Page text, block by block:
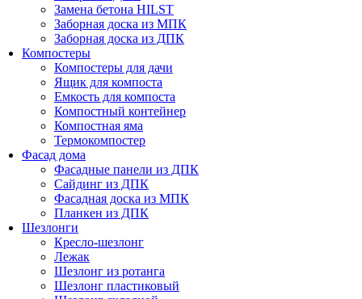
Замена бетона HILST
Заборная доска из МПК
Заборная доска из ДПК
Компостеры
Компостеры для дачи
Ящик для компоста
Емкость для компоста
Компостный контейнер
Компостная яма
Термокомпостер
Фасад дома
Фасадные панели из ДПК
Сайдинг из ДПК
Фасадная доска из МПК
Планкен из ДПК
Шезлонги
Кресло-шезлонг
Лежак
Шезлонг из ротанга
Шезлонг пластиковый